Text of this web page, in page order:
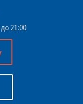
21:00